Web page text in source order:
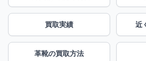
買取実績 近
革靴の買取方法